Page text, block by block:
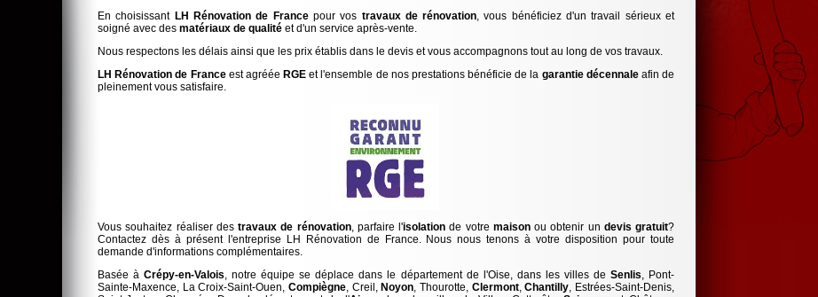
En choisissant LH Rénovation de Francepour vos travaux de rénovation, vous bénéficiez d'un travail sérieux et
soigné avec des matériaux de qualité et d'un service après-vente.
Nous respectons les délais ainsi que les prix établis dans le devis et vous accompagnons tout au long de vos travaux.
LH Rénovation de Franceest agréée RGE et l'ensemble de nos prestations bénéficie de la garantie décennaleafin de
pleinement vous satisfaire.
Vous souhaitez réaliser des travaux de rénovation, parfaire l'isolationde votre maisonou obtenir un devis gratuit?
Contactez dès à présent l'entreprise LH Rénovation de France. Nous nous tenons à votre disposition pour toute
demande d'informations complémentaires.
Basée àCrépy-en-Valois, notre équipe se déplace dans le département de l'Oise, dans les villes de Senlis, Pont-
Sainte-Maxence, La Croix-Saint-Ouen, Compiègne, Creil, Noyon, Thourotte, Clermont,Chantilly, Estrées-Saint-Denis,